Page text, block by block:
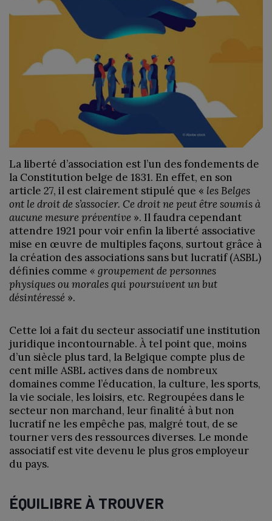
La liberté d’association est l’un des fondements de
la Constitution belge de 1831. En effet, en son
article 27, il est clairement stipulé que « les Belges
ont le droit de s’associer. Ce droit ne peut être soumis à
aucune mesure préventive ». Il faudra cependant
attendre 1921 pour voir enfin la liberté associative
mise en œuvre de multiples façons, surtout grâce à
la création des associations sans but lucratif (ASBL)
définies comme « groupement de personnes
physiques ou morales qui poursuivent un but
désintéressé ».
Cette loi a fait du secteur associatif une institution
juridique incontournable. À tel point que, moins
d’un siècle plus tard, la Belgique compte plus de
cent mille ASBL actives dans de nombreux
domaines comme l’éducation, la culture, les sports,
la vie sociale, les loisirs, etc. Regroupées dans le
secteur non marchand, leur finalité à but non
lucratif ne les empêche pas, malgré tout, de se
tourner vers des ressources diverses. Le monde
associatif est vite devenu le plus gros employeur
du pays.
ÉQUILIBRE À TROUVER